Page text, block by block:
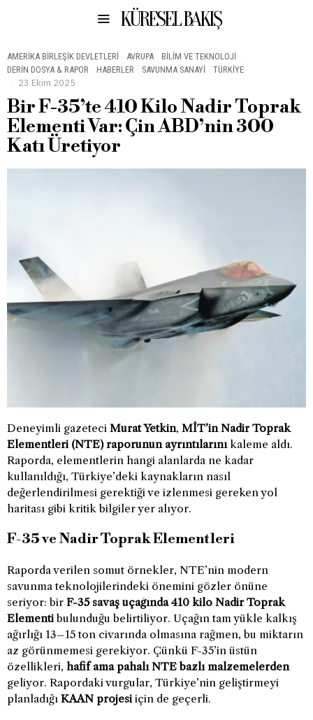
KÜRESEL BAKIŞ
AMERIKA BIRLEŞIK DEVLETLERI · AVRUPA · BILIM VE TEKNOLOJI ·
DERIN DOSYA & RAPOR · HABERLER · SAVUNMA SANAYI · TÜRKIYE
23 Ekim 2025
Bir F-35’te 410 Kilo Nadir Toprak
Elementi Var: Çin ABD’nin 300
Katı Üretiyor
Deneyimli gazeteci Murat Yetkin, MİT’in Nadir Toprak
Elementleri (NTE) raporunun ayrıntılarınıkaleme aldı.
Raporda, elementlerin hangi alanlarda ne kadar
kullanıldığı, Türkiye’deki kaynakların nasıl
değerlendirilmesi gerektiği ve izlenmesi gereken yol
haritası gibi kritik bilgiler yer alıyor.
F-35 ve Nadir Toprak Elementleri
Raporda verilen somut örnekler, NTE’nin modern
savunma teknolojilerindeki önemini gözler önüne
seriyor: bir F-35 savaş uçağında 410 kilo Nadir Toprak
Elementibulunduğu belirtiliyor. Uçağın tam yükle kalkış
ağırlığı 13–15 ton civarında olmasına rağmen, bu miktarın
az görünmemesi gerekiyor. Çünkü F-35’in üstün
özellikleri, hafif ama pahalı NTE bazlı malzemelerden
geliyor. Rapordaki vurgular, Türkiye’nin geliştirmeyi
planladığı KAAN projesiiçin de geçerli.